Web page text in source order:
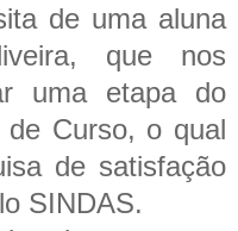
de uma aluna
que nos
uma etapa do
de Curso, o qual
de satisfação
SINDAS.